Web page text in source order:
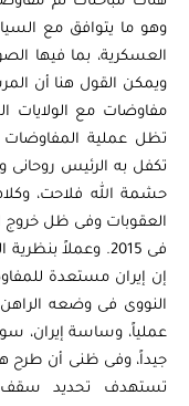
وهو ما يتوافق مع
العسكرية، بما فيها
ويمكن القول هنا أن
مفاوضات مع الولايات
تظل عملية المفاوضات
تكفل به الرئيس روحانى
حشمة الله فلاحت،
العقوبات وفى ظل خروج
فى 2015. وعملاً
إن إيران مستعدة
النووى فى وضعه
عملياً، وساسة إيران،
جيداً، وفى ظنى أن طرح
تستهدف تحديد سقف